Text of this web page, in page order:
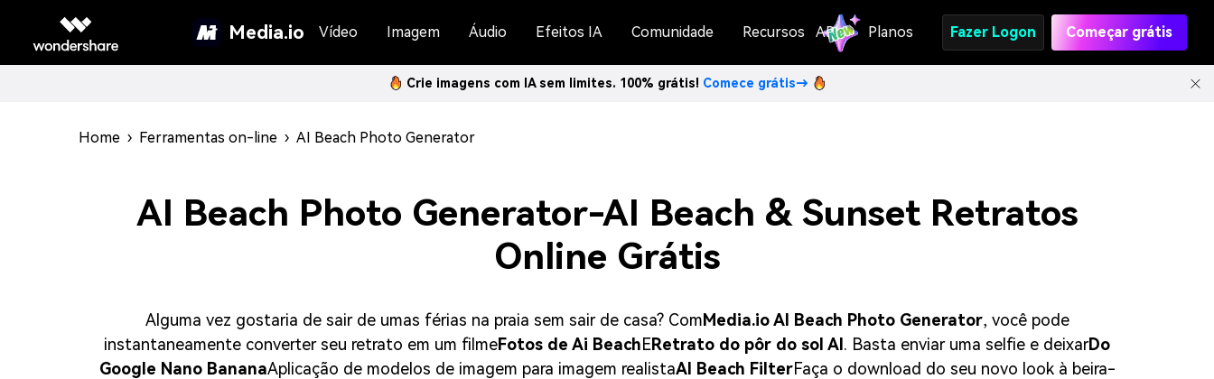
Media.io Vídeo Imagem Áudio Efeitos IA Comunidade Recursos API Planos Fazer Logon Começar grátis
Crie imagens com IA sem limites. 100% grátis! Comece grátis→
Home › Ferramentas on-line › AI Beach Photo Generator
AI Beach Photo Generator-AI Beach & Sunset Retratos
Online Grátis
Alguma vez gostaria de sair de umas férias na praia sem sair de casa? ComMedia.io AI Beach Photo Generator, você pode
instantaneamente converter seu retrato em um filmeFotos de Ai BeachERetrato do pôr do sol AI . Basta enviar uma selfie e deixarDo
Google Nano BananaAplicação de modelos de imagem para imagem realistaAI Beach FilterFaça o download do seu novo look à beira-